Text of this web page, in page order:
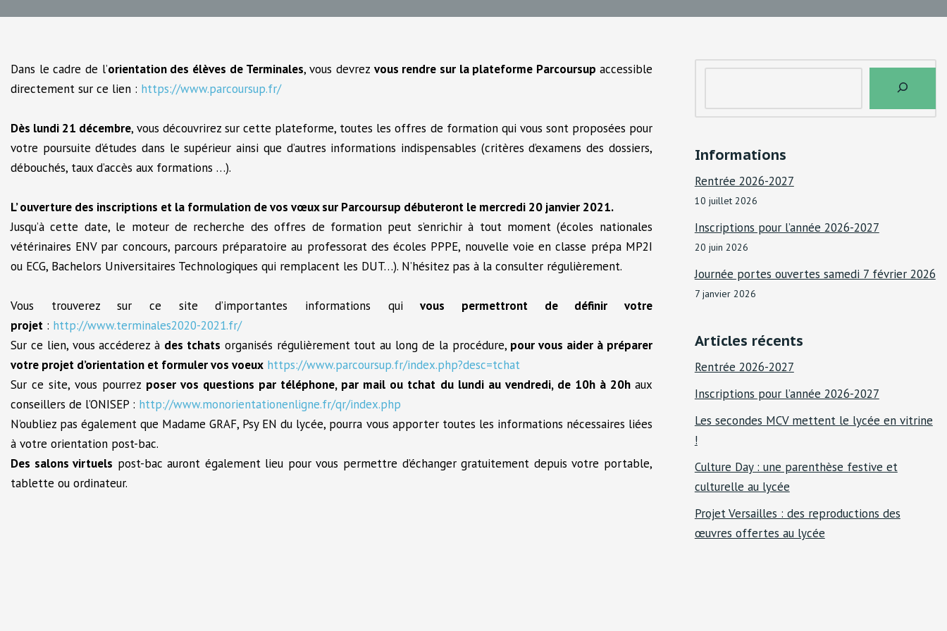
Dans le cadre de l’orientation des élèves de Terminales, vous devrez vous rendre sur la plateforme Parcoursup accessible
directement sur ce lien : https://www.parcoursup.fr/
Dès lundi 21 décembre, vous découvrirez sur cette plateforme, toutes les offres de formation qui vous sont proposées pour
votre poursuite d’études dans le supérieur ainsi que d’autres informations indispensables (critères d’examens des dossiers,
débouchés, taux d’accès aux formations …).
L’ ouverture des inscriptions et la formulation de vos vœux sur Parcoursup débuteront le mercredi 20 janvier 2021.
Jusqu’à cette date, le moteur de recherche des offres de formation peut s’enrichir à tout moment (écoles nationales
vétérinaires ENV par concours, parcours préparatoire au professorat des écoles PPPE, nouvelle voie en classe prépa MP2I
ou ECG, Bachelors Universitaires Technologiques qui remplacent les DUT…). N’hésitez pas à la consulter régulièrement.
Vous trouverez sur ce site d’importantes informations quivous permettront de définir votre
projet : http://www.terminales2020-2021.fr/
Sur ce lien, vous accéderez à des tchats organisés régulièrement tout au long de la procédure, pour vous aider à préparer
votre projet d’orientation et formuler vos voeux https://www.parcoursup.fr/index.php?desc=tchat
Sur ce site, vous pourrez poser vos questions par téléphone, par mail ou tchat du lundi au vendredi, de 10h à 20h aux
conseillers de l’ONISEP : http://www.monorientationenligne.fr/qr/index.php
N’oubliez pas également que Madame GRAF, Psy EN du lycée, pourra vous apporter toutes les informations nécessaires liées
à votre orientation post-bac.
Des salons virtuels post-bac auront également lieu pour vous permettre d’échanger gratuitement depuis votre portable,
tablette ou ordinateur.
Informations
Rentrée 2026-2027
10 juillet 2026
Inscriptions pour l’année 2026-2027
20 juin 2026
Journée portes ouvertes samedi 7 février 2026
7 janvier 2026
Articles récents
Rentrée 2026-2027
Inscriptions pour l’année 2026-2027
Les secondes MCV mettent le lycée en vitrine
!
Culture Day : une parenthèse festive et
culturelle au lycée
Projet Versailles : des reproductions des
œuvres offertes au lycée